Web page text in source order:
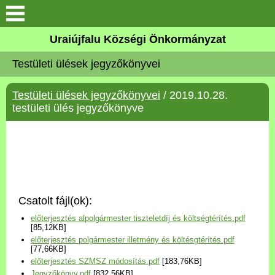
Köszöntő
Elérhetőségek
Uraiújfalu
Választási információk
Versenyképes Járások
Program
Uraiújfalu Községi Önkormányzat
Testületi ülések jegyzőkönyvei
Testületi ülések jegyzőkönyvei / 2019.10.28.
testületi ülés jegyzőkönyve
Csatolt fájl(ok):
előterjesztés alpolgármester tiszteletdíj és költségtérítés.pdf
[85,12KB]
előterjesztés polgármester illetmény és költésgtérítés.pdf
[77,66KB]
előterjesztés SZMSZ módosítás.pdf [183,76KB]